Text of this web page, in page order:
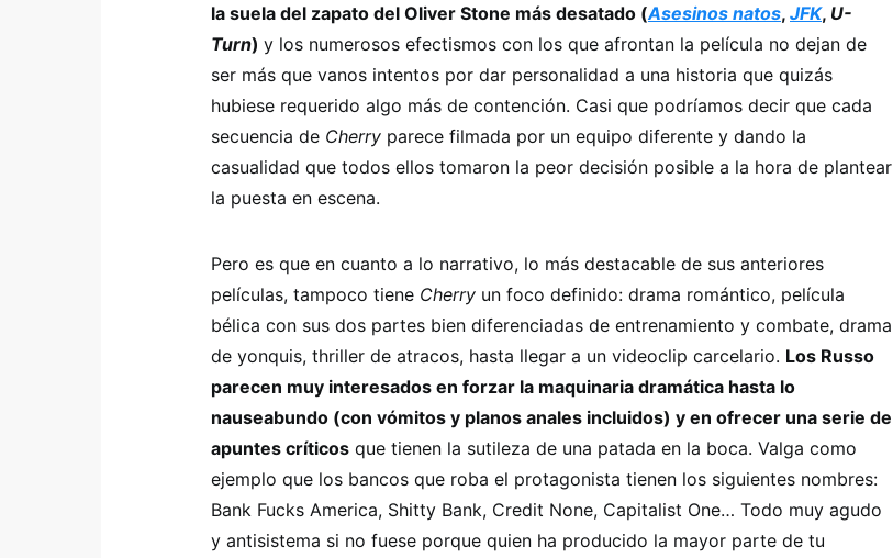
la suela del zapato del Oliver Stone más desatado (Asesinos natos, JFK, U-
Turn) y los numerosos efectismos con los que afrontan la película no dejan de
ser más que vanos intentos por dar personalidad a una historia que quizás
hubiese requerido algo más de contención. Casi que podríamos decir que cada
secuencia de Cherry parece filmada por un equipo diferente y dando la
casualidad que todos ellos tomaron la peor decisión posible a la hora de plantear
la puesta en escena.
Pero es que en cuanto a lo narrativo, lo más destacable de sus anteriores
películas, tampoco tiene Cherry un foco definido: drama romántico, película
bélica con sus dos partes bien diferenciadas de entrenamiento y combate, drama
de yonquis, thriller de atracos, hasta llegar a un videoclip carcelario. Los Russo
parecen muy interesados en forzar la maquinaria dramática hasta lo
nauseabundo (con vómitos y planos anales incluidos) y en ofrecer una serie de
apuntes críticos que tienen la sutileza de una patada en la boca. Valga como
ejemplo que los bancos que roba el protagonista tienen los siguientes nombres:
Bank Fucks America, Shitty Bank, Credit None, Capitalist One… Todo muy agudo
y antisistema si no fuese porque quien ha producido la mayor parte de tu